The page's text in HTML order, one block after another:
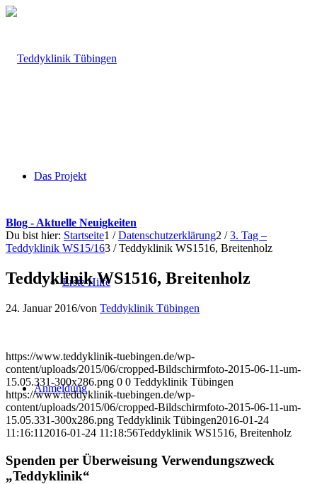
Das Projekt
Erste Hilfe
Anmeldung
Blog - Aktuelle Neuigkeiten
Du bist hier: Startseite1 / Datenschutzerklärung2 / 3. Tag –
Teddyklinik WS15/163 / Teddyklinik WS1516, Breitenholz
Teddyklinik WS1516, Breitenholz
24. Januar 2016/von Teddyklinik Tübingen
https://www.teddyklinik-tuebingen.de/wp-
content/uploads/2015/06/cropped-Bildschirmfoto-2015-06-11-um-
15.05.331-300x286.png 0 0 Teddyklinik Tübingen
https://www.teddyklinik-tuebingen.de/wp-
content/uploads/2015/06/cropped-Bildschirmfoto-2015-06-11-um-
15.05.331-300x286.png Teddyklinik Tübingen2016-01-24
11:16:11 2016-01-24 11:18:56Teddyklinik WS1516, Breitenholz
Spenden per Überweisung Verwendungszweck
„Teddyklinik“